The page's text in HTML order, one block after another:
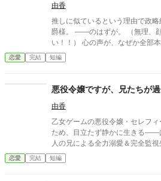
由香
推しに似ているという理由で政
爵様。 ――のはずが。 （無理、顔が良すぎるんだけど！？尊
い！！） 心の声が、なぜか全部本人に聞こえていた。 必死に取り
繕うも時すでに遅し。 暴走する
なぜか――キスしてくる。 「黙らせるのにちょうどいい」 いや全
声だだ漏れ令嬢 甘くて騒がしい
恋愛 完結 短編
悪役令嬢ですが、兄たちが
由香
乙女ゲームの悪役令嬢・セレフ
ため、目立たず静かに生きる――はずだった。
人の兄による全力溺愛＆完全監
は管理制、笑顔すら規制対象！？ さらに兄の親友である最強騎
士・カインが護衛として加わり、
恋愛 完結 短編